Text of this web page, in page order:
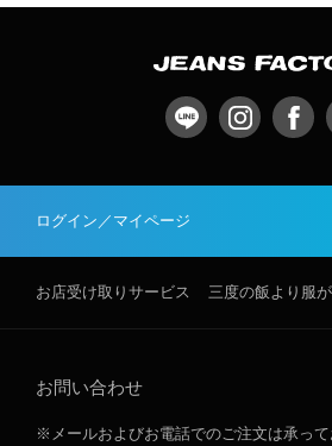
ログイン／マイページ
お店受け取りサービス 三度の飯より服
お問い合わせ
※メールおよびお電話でのご注文は承っ